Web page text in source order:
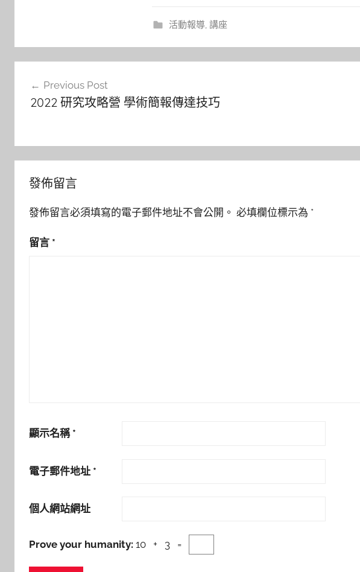
活動報導, 講座
Previous Post
2022 研究攻略營 學術簡報傳達技巧
發佈留言
發佈留言必須填寫的電子郵件地址不會公開。 必填欄位標示為 *
留言 *
顯示名稱 *
電子郵件地址 *
個人網站網址
Prove your humanity: 10 + 3 =